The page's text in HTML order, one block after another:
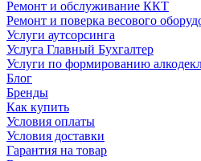
Ремонт и обслуживание ККТ
Ремонт и поверка весового
Услуги аутсорсинга
Услуга Главный Бухгалтер
Услуги по формированию
Блог
Бренды
Как купить
Условия оплаты
Условия доставки
Гарантия на товар